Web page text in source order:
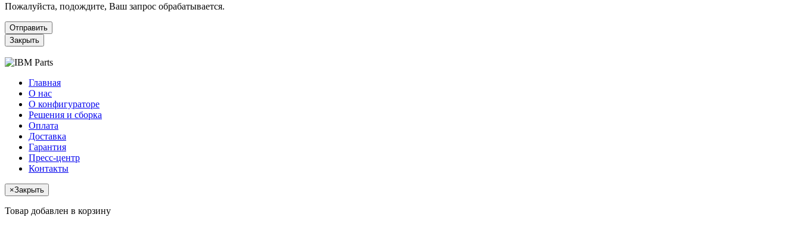
Пожалуйста, подождите, Ваш запрос обрабатывается.
Отправить
Закрыть
Главная
О нас
О конфигураторе
Решения и сборка
Оплата
Доставка
Гарантия
Пресс-центр
Контакты
×Закрыть
Товар добавлен в корзину